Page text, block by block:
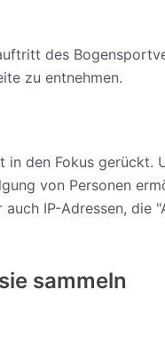
des
zu entnehmen.
in den Fokus gerückt.
von Personen
IP-Adressen, die
sammeln